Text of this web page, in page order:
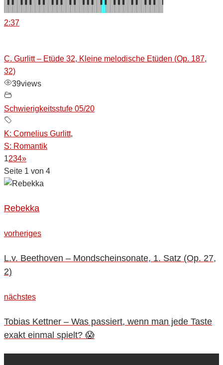
2:37
C. Gurlitt – Etüde 32, Kleine melodische Etüden (Op. 187,
32)
39views
Schwierigkeitsstufe 05/20
K: Cornelius Gurlitt,
S: Romantik
1234»
Seite 1 von 4
Rebekka
Beitragsnavigation
vorheriges
vorheriges
L.v. Beethoven – Mondscheinsonate, 1. Satz (Op. 27,
2)
nächstes
nächstes
Tobias Kettner – Was passiert, wenn man jede Taste
exakt einmal spielt? 😱